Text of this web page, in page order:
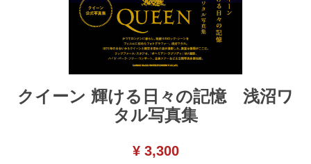
クイーン 輝ける日々の記憶 浅沼ワ
タル写真集
¥ 3,300